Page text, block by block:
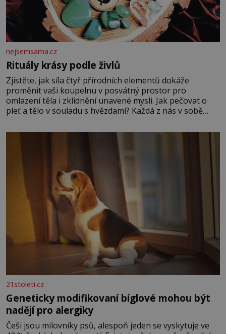
nejsemsama.cz
Rituály krásy podle živlů
Zjistěte, jak síla čtyř přírodních elementů dokáže
proměnit vaši koupelnu v posvátný prostor pro
omlazení těla i zklidnění unavené mysli. Jak pečovat o
pleť a tělo v souladu s hvězdami? Každá z nás v sobě
povaze, ale i v potřebách naší pokožky. Ohnivá znamení
Ženy narozené ve znamení Berana, Lva a Střelce v sobě
nesou žár, odvahu a neutuchající elán. Vaše
21stoleti.cz
Geneticky modifikovaní bíglové mohou být
nadějí pro alergiky
Češi jsou milovníky psů, alespoň jeden se vyskytuje ve